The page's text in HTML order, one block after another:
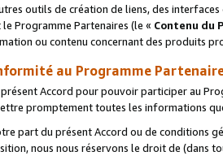
outils de création de liens, des
Programme Partenaires (le « Contenu du
ou contenu concernant des produits
au Programme
Accord pour pouvoir participer au
promptement toutes les informations
part du présent Accord ou de conditions
nous nous réservons le droit de (dans